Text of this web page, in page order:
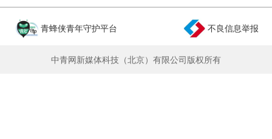
青蜂侠青年守护平台 不良信息举报
中青网新媒体科技（北京）有限公司版权所有